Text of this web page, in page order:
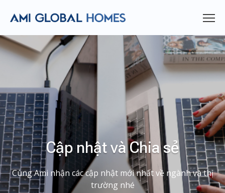
Cập nhật và Chia sẻ
Cùng Ami nhận các cập nhật mới nhất về ngành và thị
trường nhé